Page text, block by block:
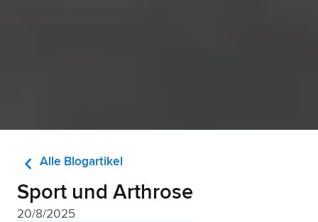
chevron_left Alle Blogartikel
Sport und Arthrose
20/8/2025